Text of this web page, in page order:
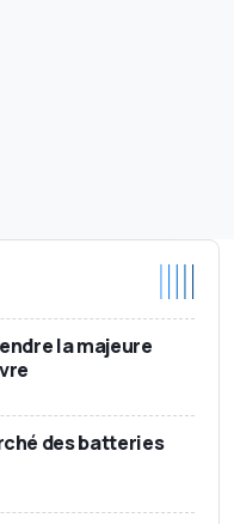
la majeure
des batteries